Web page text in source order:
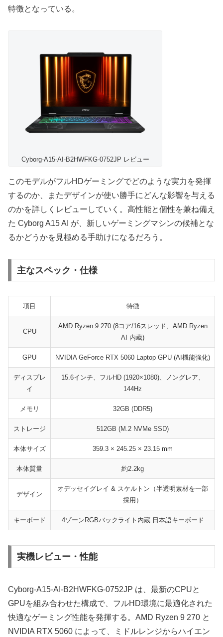
特徴となっている。
Cyborg-A15-AI-B2HWFKG-0752JP レビュー
このモデルがフルHDゲーミングでどのような実力を発揮
するのか、またデザインが使い勝手にどんな影響を与える
のかを詳しくレビューしていく。高性能と個性を兼ね備え
た Cyborg A15 AI が、新しいゲーミングマシンの候補とな
るかどうかを見極める手助けになるだろう。
主なスペック・仕様
項目 特徴
CPU
AMD Ryzen 9 270 (8コア/16スレッド、AMD Ryzen
AI 内蔵)
GPU NVIDIA GeForce RTX 5060 Laptop GPU (AI機能強化)
ディスプレ
イ
15.6インチ、フルHD (1920×1080)、ノングレア、
144Hz
メモリ 32GB (DDR5)
ストレージ 512GB (M.2 NVMe SSD)
本体サイズ 359.3 × 245.25 × 23.15 mm
本体質量 約2.2kg
デザイン
オデッセイグレイ & スケルトン（半透明素材を一部
採用）
キーボード 4ゾーンRGBバックライト内蔵 日本語キーボード
実機レビュー・性能
Cyborg-A15-AI-B2HWFKG-0752JP は、最新のCPUと
GPUを組み合わせた構成で、フルHD環境に最適化された
快適なゲーミング性能を発揮する。AMD Ryzen 9 270 と
NVIDIA RTX 5060 によって、ミドルレンジからハイエン